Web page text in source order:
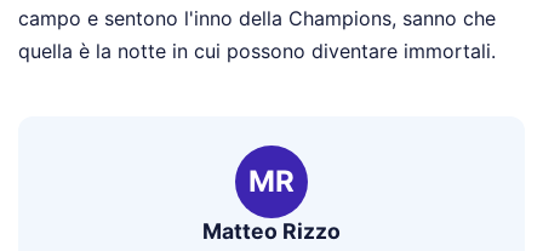
campo e sentono l'inno della Champions, sanno che
quella è la notte in cui possono diventare immortali.
MR
Matteo Rizzo